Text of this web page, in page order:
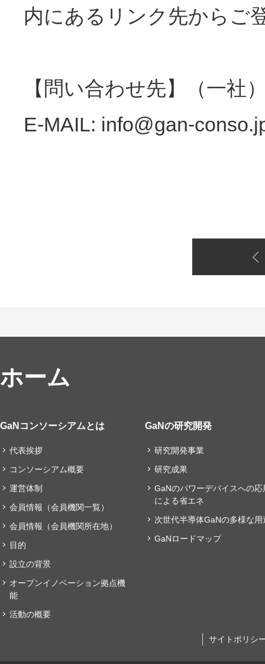
内にあるリンク先からご
【問い合わせ先】（一社
E-MAIL: info@gan-
ホーム
GaNコンソーシアムとは
代表挨拶
コンソーシアム概要
運営体制
会員情報（会員機関一覧）
会員情報（会員機関所在地）
目的
設立の背景
オープンイノベーション拠点機
能
活動の概要
GaNの研究開発
研究開発事業
研究成果
GaNのパワーデバイスへの応
による省エネ
次世代半導体GaNの多様な用
GaNロードマップ
サイトポリシ